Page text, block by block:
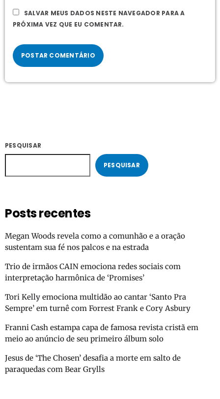
SALVAR MEUS DADOS NESTE NAVEGADOR PARA A
PRÓXIMA VEZ QUE EU COMENTAR.
PESQUISAR
PESQUISAR
Posts recentes
Megan Woods revela como a comunhão e a oração
sustentam sua fé nos palcos e na estrada
Trio de irmãos CAIN emociona redes sociais com
interpretação harmônica de ‘Promises’
Tori Kelly emociona multidão ao cantar ‘Santo Pra
Sempre’ em turnê com Forrest Frank e Cory Asbury
Franni Cash estampa capa de famosa revista cristã em
meio ao anúncio de seu primeiro álbum solo
Jesus de ‘The Chosen’ desafia a morte em salto de
paraquedas com Bear Grylls